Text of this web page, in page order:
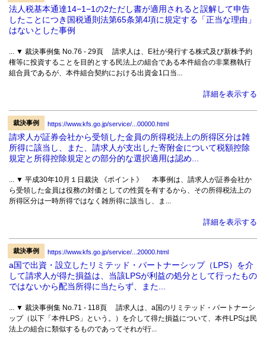
法人税基本通達14−1−1の2ただし書が適用されると誤解して申告
したことにつき国税通則法第65条第4項に規定する「正当な理由」
はないとした事例
... ▼ 裁決事例集 No.76 - 29頁 請求人は、E社が発行する株式及び新株予約
権等に投資することを目的とする民法上の組合である本件組合の非業務執行
組合員であるが、本件組合契約における出資金1口当...
詳細を表示する
裁決事例 https://www.kfs.go.jp/service/...00000.html
請求人が証券会社から受領した金員の所得税法上の所得区分は雑
所得に該当し、また、請求人が支出した寄附金について税額控除
規定と所得控除規定との部分的な選択適用は認め...
... ▼ 平成30年10月１日裁決 《ポイント》 本事例は、請求人が証券会社か
ら受領した金員は役務の対価としての性質を有するから、その所得税法上の
所得区分は一時所得ではなく雑所得に該当し、ま...
詳細を表示する
裁決事例 https://www.kfs.go.jp/service/...20000.html
a国で出資・設立したリミテッド・パートナーシップ（LPS）を介
して請求人が得た損益は、当該LPSが利益の処分として行ったもの
ではないから配当所得に当たらず、また...
... ▼ 裁決事例集 No.71 - 118頁 請求人は、a国のリミテッド・パートナーシ
ップ（以下「本件LPS」という。）を介して得た損益について、本件LPSは民
法上の組合に類似するものであってそれが行...